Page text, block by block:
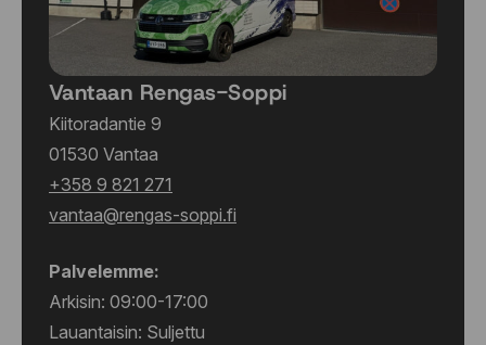
Vantaan Rengas-Soppi
Kiitoradantie 9
01530 Vantaa
+358 9 821 271
vantaa@rengas-soppi.fi
Palvelemme:
Arkisin: 09:00-17:00
Lauantaisin: Suljettu